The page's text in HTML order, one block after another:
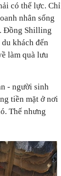
có thể lực. Chỉ
nhân sống
Đồng Shilling
khách đến
làm quà lưu
- người sinh
tiền mặt ở nơi
Thế nhưng